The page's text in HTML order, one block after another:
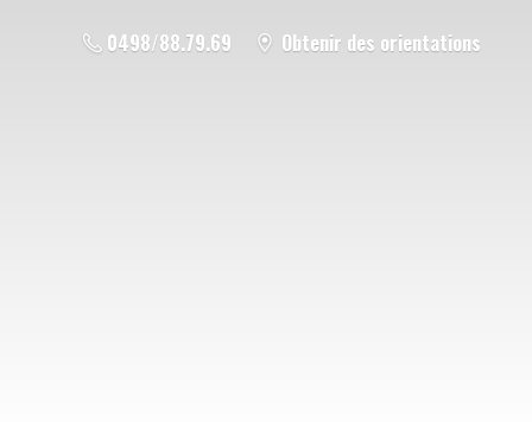
0498/88.79.69 Obtenir des orientations